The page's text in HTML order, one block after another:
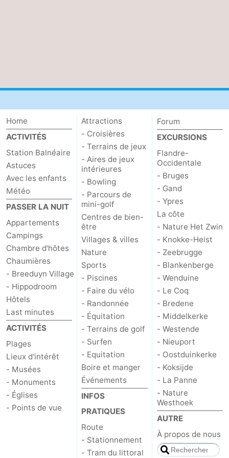
Home
ACTIVITÉS
Station Balnéaire
Astuces
Avec les enfants
Météo
PASSER LA NUIT
Appartements
Campings
Chambre d'hôtes
Chaumières
- Breeduyn Village
- Hippodroom
Hôtels
Last minutes
ACTIVITÉS
Plages
Lieux d'intérêt
- Musées
- Monuments
- Églises
- Points de vue
Attractions
- Croisières
- Terrains de jeux
- Aires de jeux
intérieures
- Bowling
- Parcours de
mini-golf
Centres de bien-
être
Villages & villes
Nature
Sports
- Piscines
- Faire du vélo
- Randonnée
- Équitation
- Terrains de golf
- Surfen
- Equitation
Boire et manger
Événements
INFOS
PRATIQUES
Route
- Stationnement
- Tram du littoral
Forum
EXCURSIONS
Flandre-
Occidentale
- Bruges
- Gand
- Ypres
La côte
- Nature Het Zwin
- Knokke-Heist
- Zeebrugge
- Blankenberge
- Wenduine
- Le Coq
- Bredene
- Middelkerke
- Westende
- Nieuport
- Oostduinkerke
- Koksijde
- La Panne
- Nature
Westhoek
AUTRE
À propos de nous